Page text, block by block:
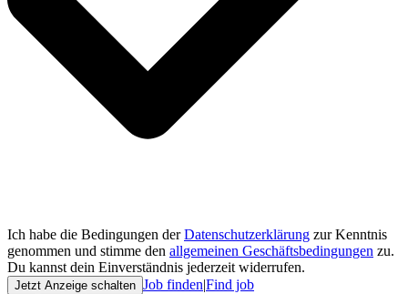
Ich habe die Bedingungen der Datenschutzerklärung zur Kenntnis
genommen und stimme den allgemeinen Geschäftsbedingungen zu.
Du kannst dein Einverständnis jederzeit widerrufen.
Jetzt Anzeige schalten Job finden|Find job